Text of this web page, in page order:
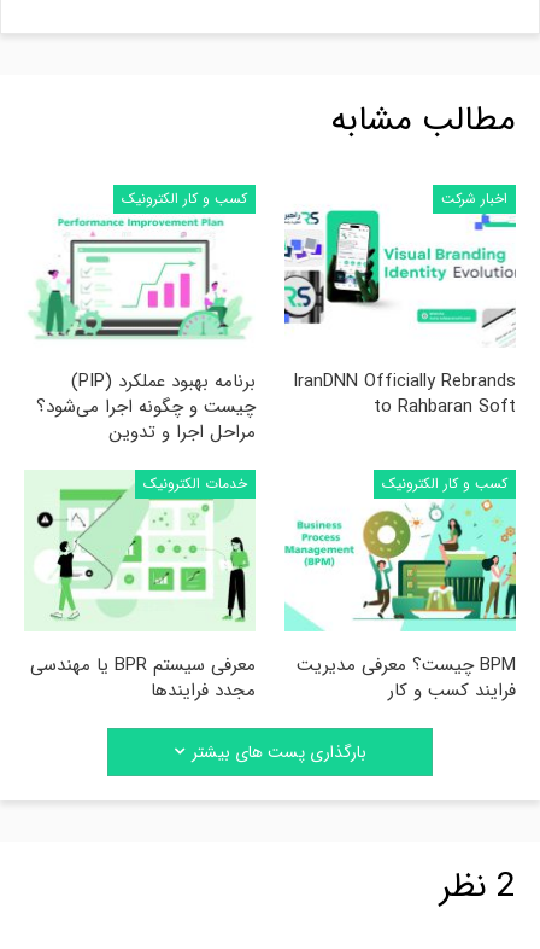
مطالب مشابه
اخبار شرکت
IranDNN Officially Rebrands
to Rahbaran Soft
کسب و کار الکترونیک
برنامه بهبود عملکرد (PIP)
چیست و چگونه اجرا می‌شود؟
مراحل اجرا و تدوین
کسب و کار الکترونیک
BPM چیست؟ معرفی مدیریت
فرایند کسب و کار
خدمات الکترونیک
معرفی سیستم BPR یا مهندسی
مجدد فرایندها
بارگذاری پست های بیشتر
2 نظر